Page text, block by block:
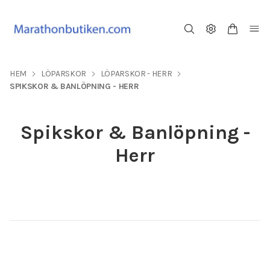
HEM LÖPARSKOR
LÖPARSKOR - HERR
SPIKSKOR & BANLÖPNING - HERR
Spikskor & Banlöpning -
Herr